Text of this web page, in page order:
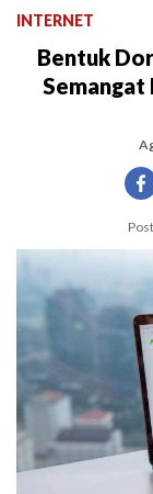
INTERNET
Bentuk
Semangat